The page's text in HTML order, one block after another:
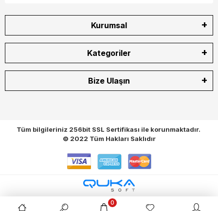
Kurumsal
Kategoriler
Bize Ulaşın
Tüm bilgileriniz 256bit SSL Sertifikası ile korunmaktadır.
© 2022 Tüm Hakları Saklıdır
0